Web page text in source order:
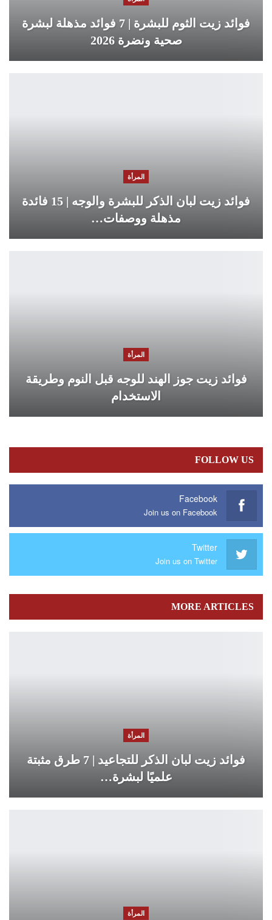
فوائد زيت الثوم للبشرة | 7 فوائد مذهلة لبشرة
صحية ونضرة 2026
المرأة
فوائد زيت لبان الذكر للبشرة والوجه | 15 فائدة
مذهلة ووصفات…
المرأة
فوائد زيت جوز الهند للوجه قبل النوم وطريقة
الاستخدام
FOLLOW US
Facebook
Join us on Facebook
Twitter
Join us on Twitter
MORE ARTICLES
المرأة
فوائد زيت لبان الذكر للتجاعيد | 7 طرق مثبتة
علميًا لبشرة…
المرأة